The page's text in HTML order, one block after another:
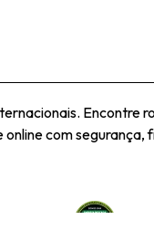
Encontre
online com